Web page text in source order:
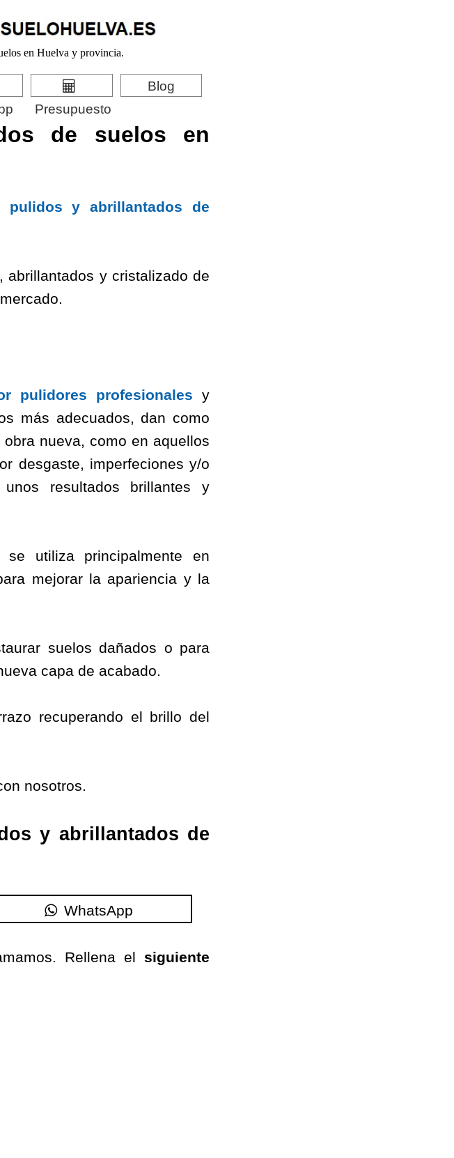
en Huelva y provincia.
Presupuesto
Blog
de suelos en
pulidos y abrillantados de
abrillantados y cristalizado de
pulidores profesionales
y
más adecuados, dan como
nueva, como en aquellos
desgaste, imperfeciones y/o
unos resultados brillantes y
se utiliza principalmente en
mejorar la apariencia y la
suelos dañados o para
capa de acabado.
recuperando el brillo del
nosotros.
y abrillantados de
WhatsApp
Rellena el siguiente